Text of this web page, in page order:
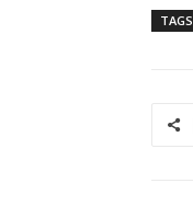
TAGS